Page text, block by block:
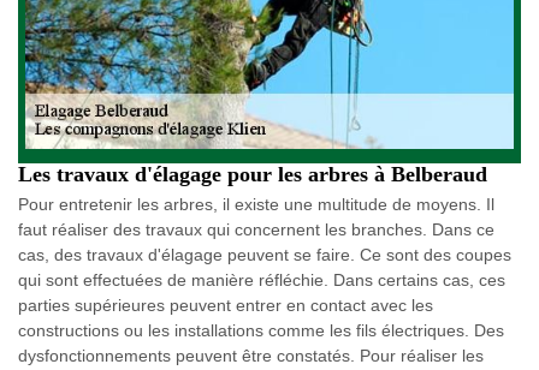
Les travaux d'élagage pour les arbres à Belberaud
Pour entretenir les arbres, il existe une multitude de moyens. Il
faut réaliser des travaux qui concernent les branches. Dans ce
cas, des travaux d'élagage peuvent se faire. Ce sont des coupes
qui sont effectuées de manière réfléchie. Dans certains cas, ces
parties supérieures peuvent entrer en contact avec les
constructions ou les installations comme les fils électriques. Des
dysfonctionnements peuvent être constatés. Pour réaliser les